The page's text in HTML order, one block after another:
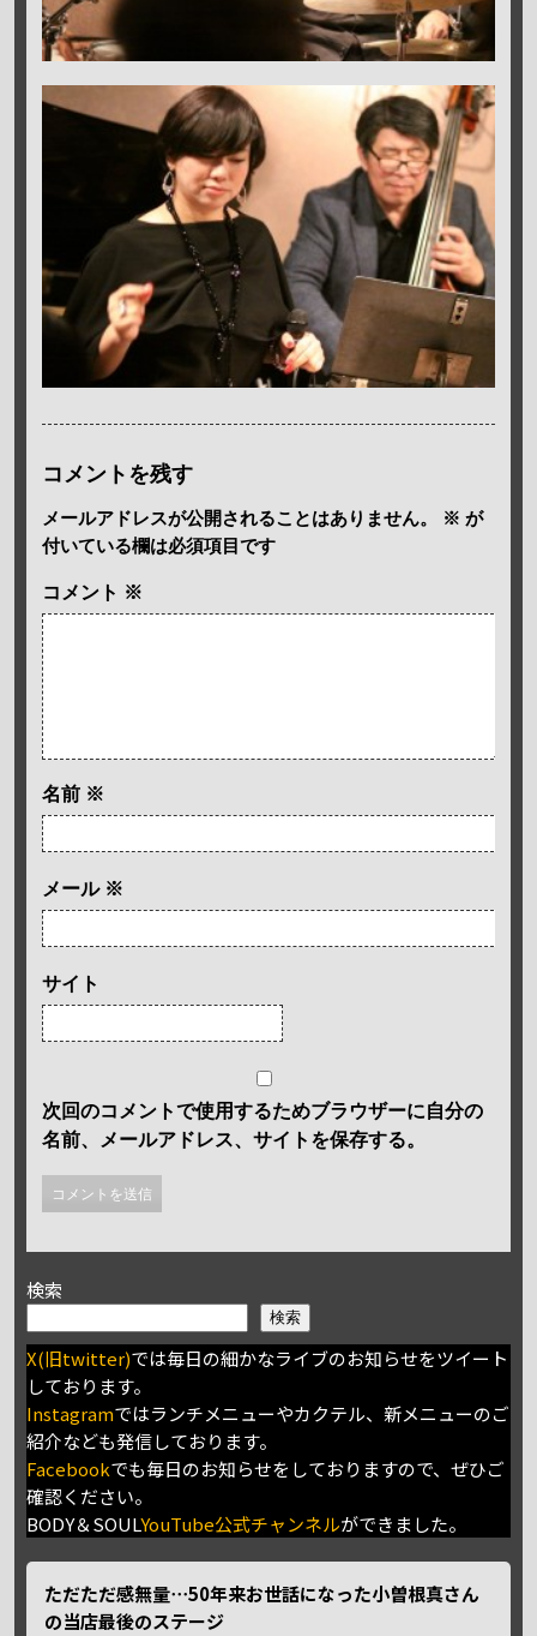
コメントを残す
メールアドレスが公開されることはありません。 ※ が
付いている欄は必須項目です
コメント ※
名前 ※
メール ※
サイト
次回のコメントで使用するためブラウザーに自分の
名前、メールアドレス、サイトを保存する。
検索
検索
X(旧twitter)では毎日の細かなライブのお知らせをツイート
しております。
Instagramではランチメニューやカクテル、新メニューのご
紹介なども発信しております。
Facebookでも毎日のお知らせをしておりますので、ぜひご
確認ください。
BODY＆SOULYouTube公式チャンネルができました。
ただただ感無量⋯50年来お世話になった小曽根真さん
の当店最後のステージ